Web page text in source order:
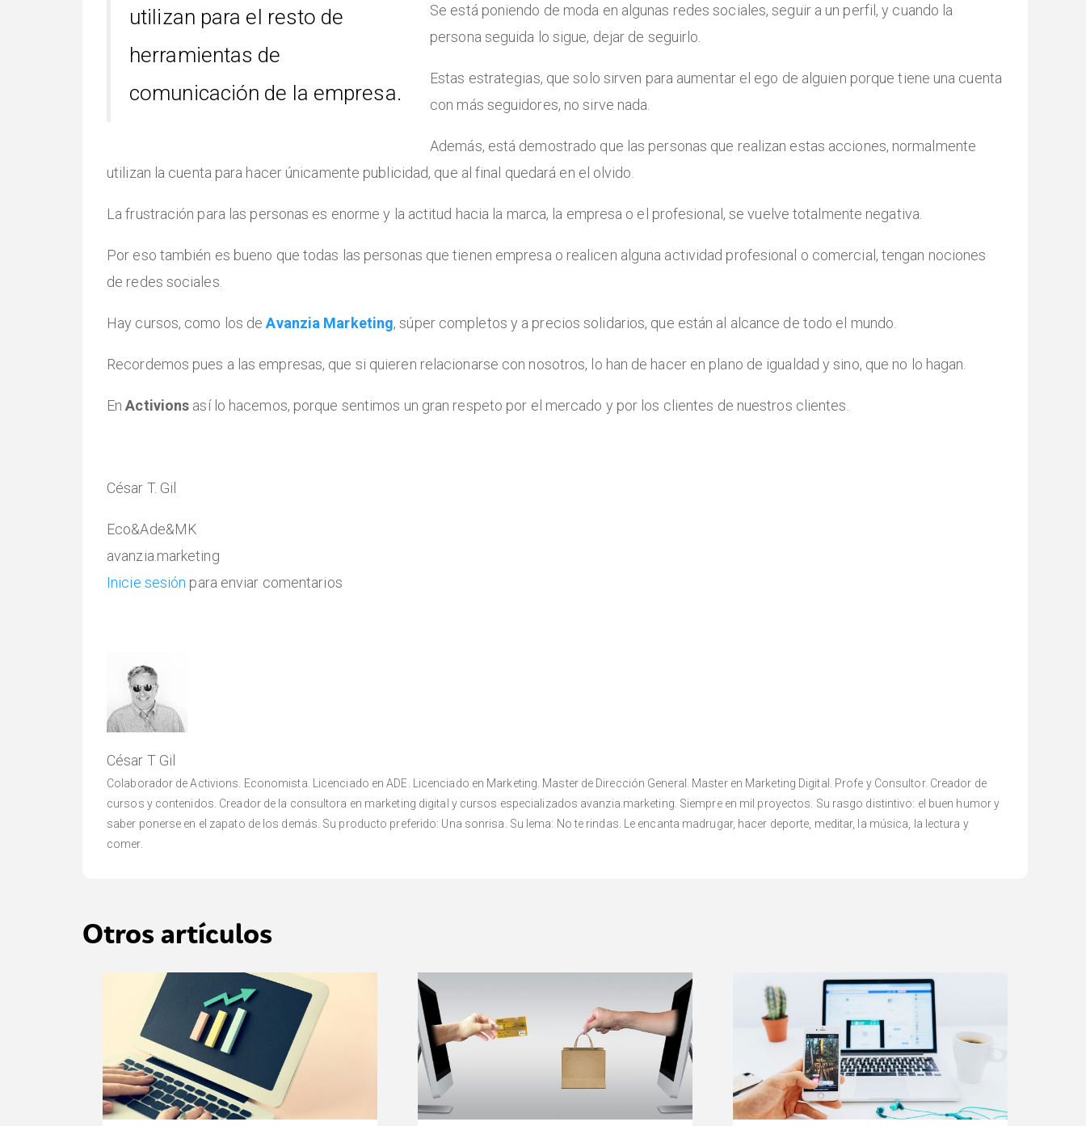
utilizan para el resto de
herramientas de
comunicación de la empresa.
Se está poniendo de moda en algunas redes sociales, seguir a un perfil, y cuando la
persona seguida lo sigue, dejar de seguirlo.
Estas estrategias, que solo sirven para aumentar el ego de alguien porque tiene una cuenta
con más seguidores, no sirve nada.
Además, está demostrado que las personas que realizan estas acciones, normalmente
utilizan la cuenta para hacer únicamente publicidad, que al final quedará en el olvido.
La frustración para las personas es enorme y la actitud hacia la marca, la empresa o el profesional, se vuelve totalmente negativa.
Por eso también es bueno que todas las personas que tienen empresa o realicen alguna actividad profesional o comercial, tengan nociones
de redes sociales.
Hay cursos, como los deAvanzia Marketing, súper completos y a precios solidarios, que están al alcance de todo el mundo.
Recordemos pues a las empresas, que si quieren relacionarse con nosotros, lo han de hacer en plano de igualdad y sino, que no lo hagan.
EnActivions así lo hacemos, porque sentimos un gran respeto por el mercado y por los clientes de nuestros clientes.
César T. Gil
Eco&Ade&MK
avanzia.marketing
Inicie sesión para enviar comentarios
César T Gil
Colaborador de Activions. Economista. Licenciado en ADE. Licenciado en Marketing. Master de Dirección General. Master en Marketing Digital. Profe y Consultor. Creador de
cursos y contenidos. Creador de la consultora en marketing digital y cursos especializados avanzia.marketing. Siempre en mil proyectos. Su rasgo distintivo: el buen humor y
saber ponerse en el zapato de los demás. Su producto preferido: Una sonrisa. Su lema: No te rindas. Le encanta madrugar, hacer deporte, meditar, la música, la lectura y
comer.
Otros artículos